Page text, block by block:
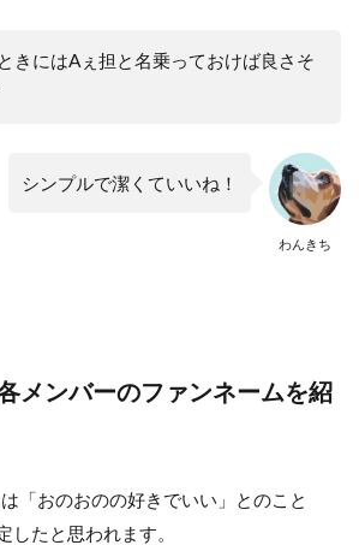
きにはAぇ担と名乗っておけば良さそ
わんきち
シンプルで潔くていいね！
メンバーのファンネームを紹
「おのおのの好きでいい」とのこと
したと思われます。